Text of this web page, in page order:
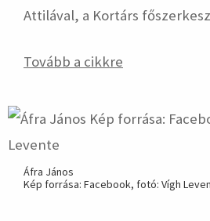
Attilával, a Kortárs
Tovább a cikkre
Áfra János
Kép forrása: Facebook, fotó: Vígh